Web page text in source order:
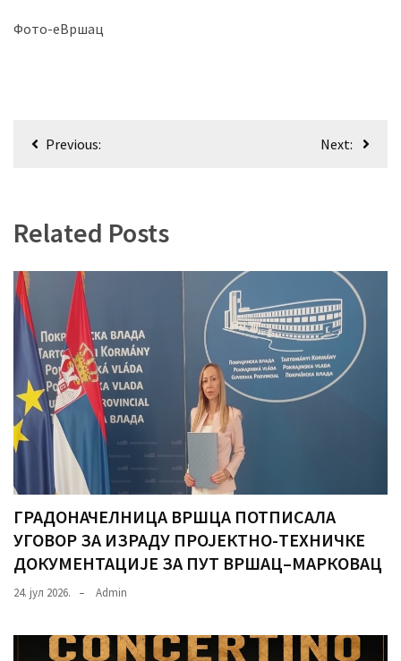
Фото-еВршац
Кретање
Previous: Next:
Related Posts
ГРАДОНАЧЕЛНИЦА ВРШЦА ПОТПИСАЛА
УГОВОР ЗА ИЗРАДУ ПРОЈЕКТНО-ТЕХНИЧКЕ
ДОКУМЕНТАЦИЈЕ ЗА ПУТ ВРШАЦ–МАРКОВАЦ
24. јул 2026. Admin